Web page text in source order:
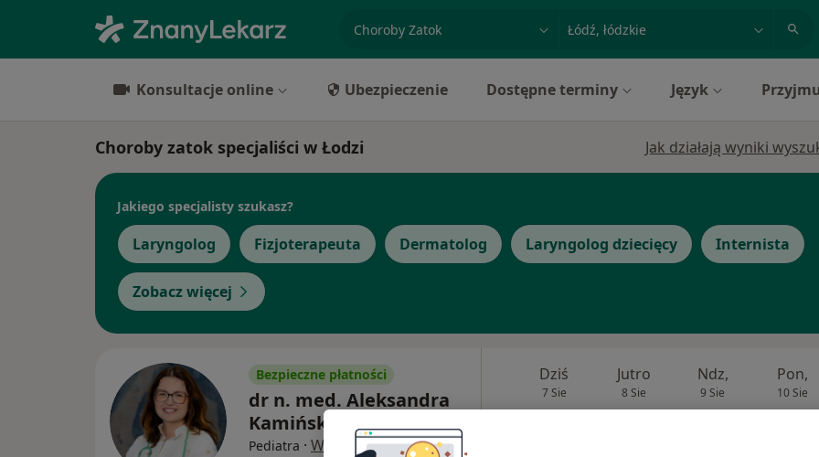
specjalizacja, badanie lub nazwiskomiasto lub dzielnica
Konsultacje online Ubezpieczenie Dostępne terminy Język
Choroby zatok specjaliści w Łodzi Jak działają wyniki
Jakiego specjalisty szukasz?
Laryngolog Fizjoterapeuta Dermatolog Laryngolog dziecięcy Internista
Zobacz więcej
Bezpieczne płatności
dr n. med. Aleksandra
Kamińska-Sobczak
Pediatra · Więcej
Dziś
7 Sie
Jutro
8 Sie
Ndz,
9 Sie
Pon,
10 Sie